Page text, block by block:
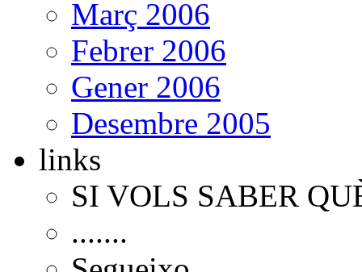
Març 2006
Febrer 2006
Gener 2006
Desembre 2005
links
SI VOLS SABER
.......